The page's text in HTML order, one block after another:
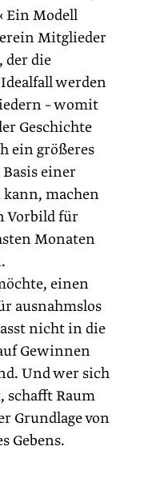
Ein Modell
Mitglieder
der die
werden
– womit
Geschichte
ein größeres
einer
machen
Vorbild für
Monaten
einen
ausnahmslos
nicht in die
Gewinnen
Und wer sich
schafft Raum
Grundlage von
Gebens.